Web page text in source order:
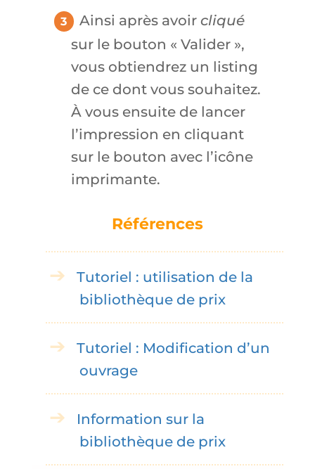
Ainsi après avoir cliqué
sur le bouton « Valider »,
vous obtiendrez un listing
de ce dont vous souhaitez.
À vous ensuite de lancer
l’impression en cliquant
sur le bouton avec l’icône
imprimante.
Références
Tutoriel : utilisation de la
bibliothèque de prix
Tutoriel : Modification d’un
ouvrage
Information sur la
bibliothèque de prix